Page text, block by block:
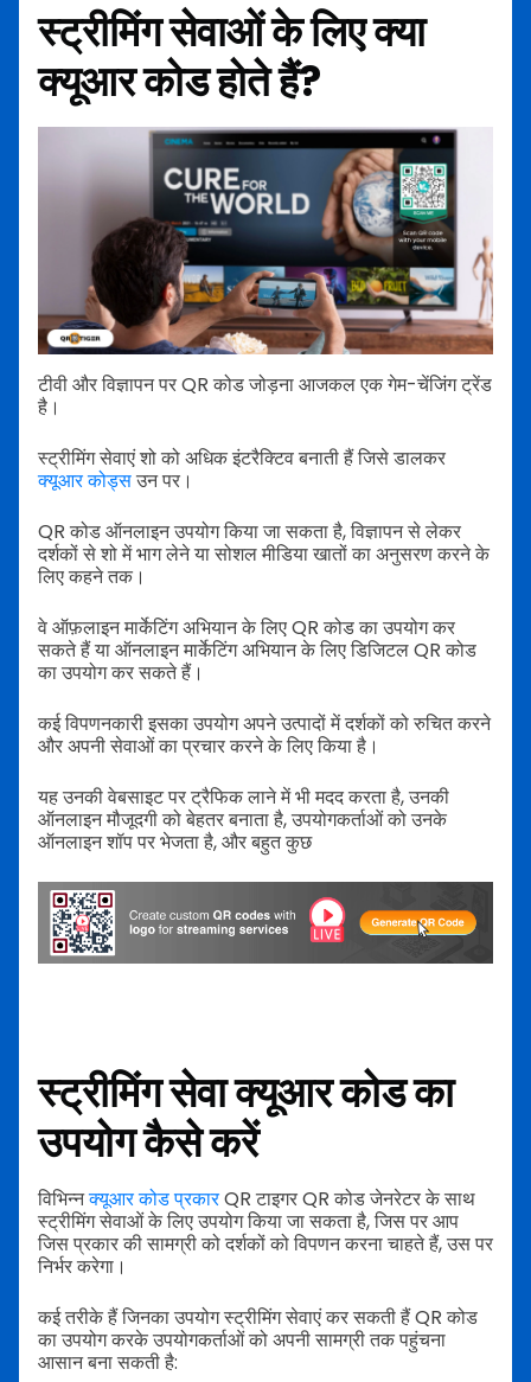
स्ट्रीमिंग सेवाओं के लिए क्या
क्यूआर कोड होते हैं?
टीवी और विज्ञापन पर QR कोड जोड़ना आजकल एक गेम-चेंजिंग ट्रेंड
है।
स्ट्रीमिंग सेवाएं शो को अधिक इंटरैक्टिव बनाती हैं जिसे डालकर
क्यूआर कोड्सउन पर।
QR कोड ऑनलाइन उपयोग किया जा सकता है, विज्ञापन से लेकर
दर्शकों से शो में भाग लेने या सोशल मीडिया खातों का अनुसरण करने के
लिए कहने तक।
वे ऑफ़लाइन मार्केटिंग अभियान के लिए QR कोड का उपयोग कर
सकते हैं या ऑनलाइन मार्केटिंग अभियान के लिए डिजिटल QR कोड
का उपयोग कर सकते हैं।
कई विपणनकारी इसका उपयोग अपने उत्पादों में दर्शकों को रुचित करने
और अपनी सेवाओं का प्रचार करने के लिए किया है।
यह उनकी वेबसाइट पर ट्रैफिक लाने में भी मदद करता है, उनकी
ऑनलाइन मौजूदगी को बेहतर बनाता है, उपयोगकर्ताओं को उनके
ऑनलाइन शॉप पर भेजता है, और बहुत कुछ
स्ट्रीमिंग सेवा क्यूआर कोड का
उपयोग कैसे करें
विभिन्नक्यूआर कोड प्रकारQR टाइगर QR कोड जेनरेटर के साथ
स्ट्रीमिंग सेवाओं के लिए उपयोग किया जा सकता है, जिस पर आप
जिस प्रकार की सामग्री को दर्शकों को विपणन करना चाहते हैं, उस पर
निर्भर करेगा।
कई तरीके हैं जिनका उपयोग स्ट्रीमिंग सेवाएं कर सकती हैं QR कोड
का उपयोग करके उपयोगकर्ताओं को अपनी सामग्री तक पहुंचना
आसान बना सकती है: